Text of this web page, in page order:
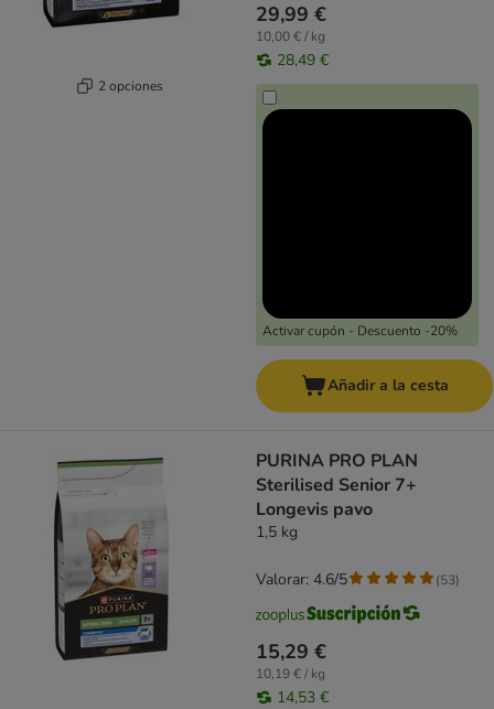
2 opciones
29,99 €
10,00 € / kg
28,49 €
Activar cupón - Descuento -20%
Añadir a la cesta
PURINA PRO PLAN
Sterilised Senior 7+
Longevis pavo
1,5 kg
15,29 €
10,19 € / kg
14,53 €
Valorar: 4.6/5 (53)